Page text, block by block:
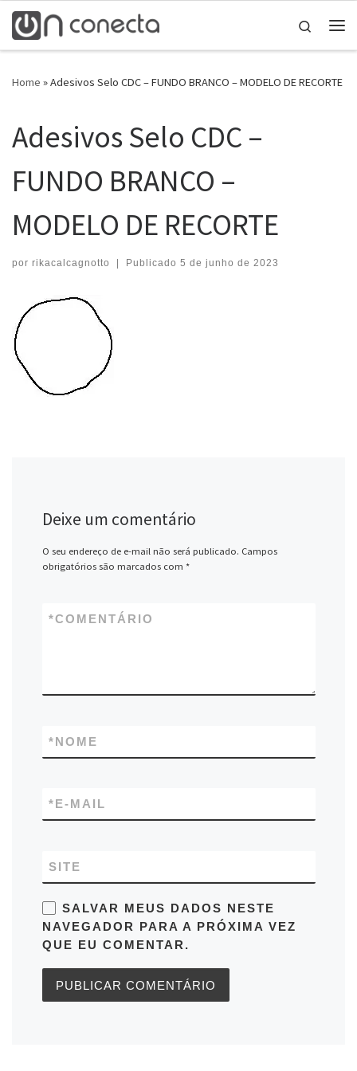
Skip to content Search
Home »Adesivos Selo CDC – FUNDO BRANCO – MODELO DE RECORTE
Adesivos Selo CDC –
FUNDO BRANCO –
MODELO DE RECORTE
por rikacalcagnotto | Publicado 5 de junho de 2023
Deixe um comentário
O seu endereço de e-mail não será publicado. Campos
obrigatórios são marcados com *
COMENTÁRIO
*
NOME
*
E-MAIL
*
SITE
SALVAR MEUS DADOS NESTE
NAVEGADOR PARA A PRÓXIMA VEZ
QUE EU COMENTAR.